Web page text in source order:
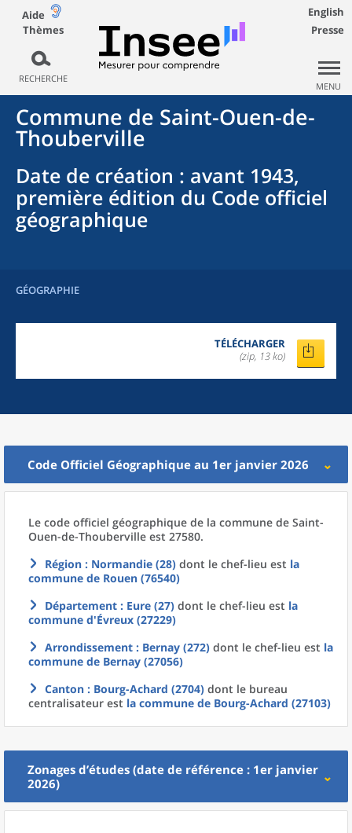
Aide
Thèmes
RECHERCHE
English
Presse
MENU
Commune de Saint-Ouen-de-
Thouberville
Date de création : avant 1943,
première édition du Code officiel
géographique
GÉOGRAPHIE
TÉLÉCHARGER
(zip, 13 ko)
Code Officiel Géographique au 1er janvier 2026
Le code officiel géographique de la commune de Saint-
Ouen-de-Thouberville est 27580.
Région : Normandie (28) dont le chef-lieu est la
commune de Rouen (76540)
Département : Eure (27) dont le chef-lieu est la
commune d'Évreux (27229)
Arrondissement : Bernay (272) dont le chef-lieu est la
commune de Bernay (27056)
Canton : Bourg-Achard (2704) dont le bureau
centralisateur est la commune de Bourg-Achard (27103)
Zonages d’études (date de référence : 1er janvier
2026)